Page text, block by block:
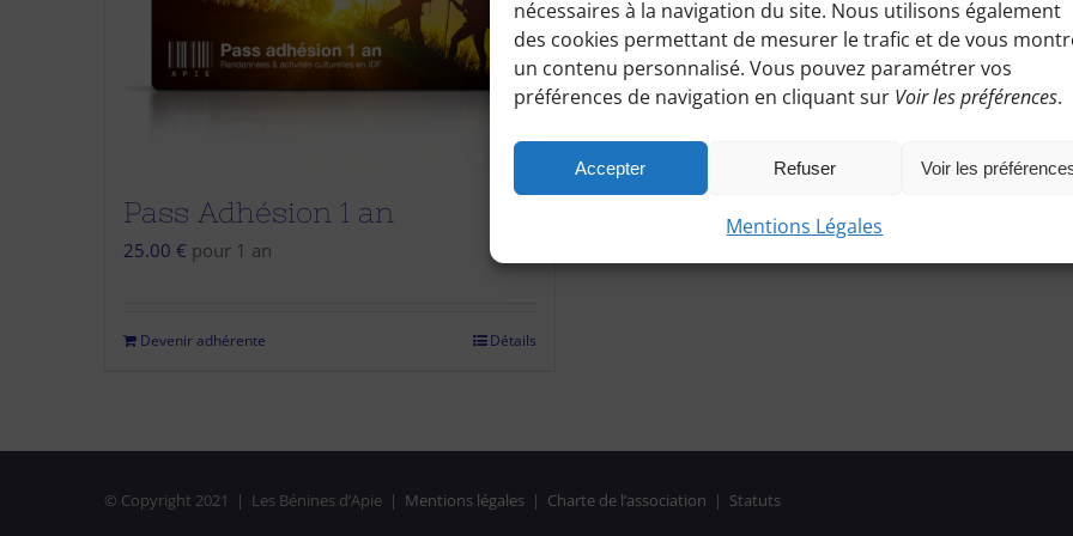
nécessaires à la navigation du site. Nous utilisons également
des cookies permettant de mesurer le trafic et de vous
un contenu personnalisé. Vous pouvez paramétrer vos
préférences de navigation en cliquant sur Voir les préférences.
Accepter Refuser Voir les
Mentions Légales
Pass Adhésion 1 an
25.00 € pour 1 an
Devenir adhérente Détails
© Copyright 2021 | Les Bénines d’Apie | Mentions légales| Charte de l’association | Statuts